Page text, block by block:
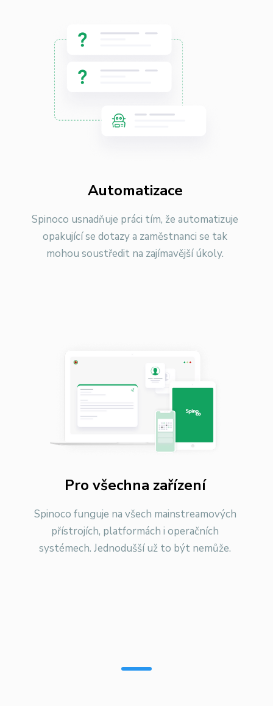
Automatizace
Spinoco usnadňuje práci tím, že automatizuje
opakující se dotazy a zaměstnanci se tak
mohou soustředit na zajímavější úkoly.
Pro všechna zařízení
Spinoco funguje na všech mainstreamových
přístrojích, platformách i operačních
systémech. Jednodušší už to být nemůže.